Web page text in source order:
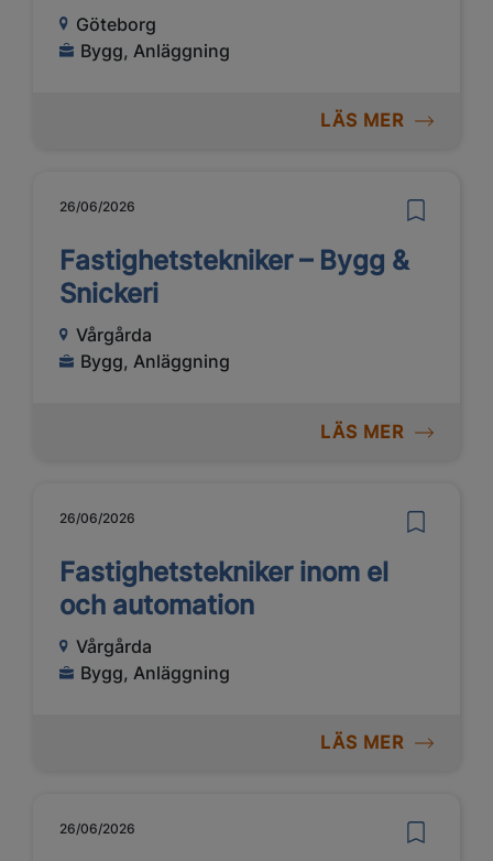
Göteborg
Bygg, Anläggning
LÄS MER
26/06/2026
Fastighetstekniker – Bygg &
Snickeri
Vårgårda
Bygg, Anläggning
LÄS MER
26/06/2026
Fastighetstekniker inom el
och automation
Vårgårda
Bygg, Anläggning
LÄS MER
26/06/2026